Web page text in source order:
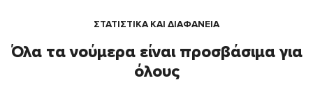
ΣΤΑΤΙΣΤΙΚΑ ΚΑΙ ΔΙΑΦΑΝΕΙΑ
Όλα τα νούμερα είναι προσβάσιμα για
όλους